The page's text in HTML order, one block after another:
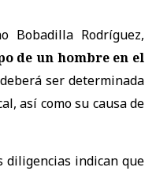
Bobadilla Rodríguez,
de un hombre en el
ser determinada
así como su causa de
diligencias indican que